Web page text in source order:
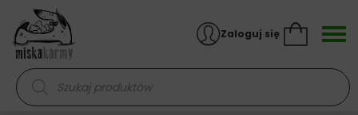
Skocz do treści
Wyszukiwarka produktów
Zaloguj się